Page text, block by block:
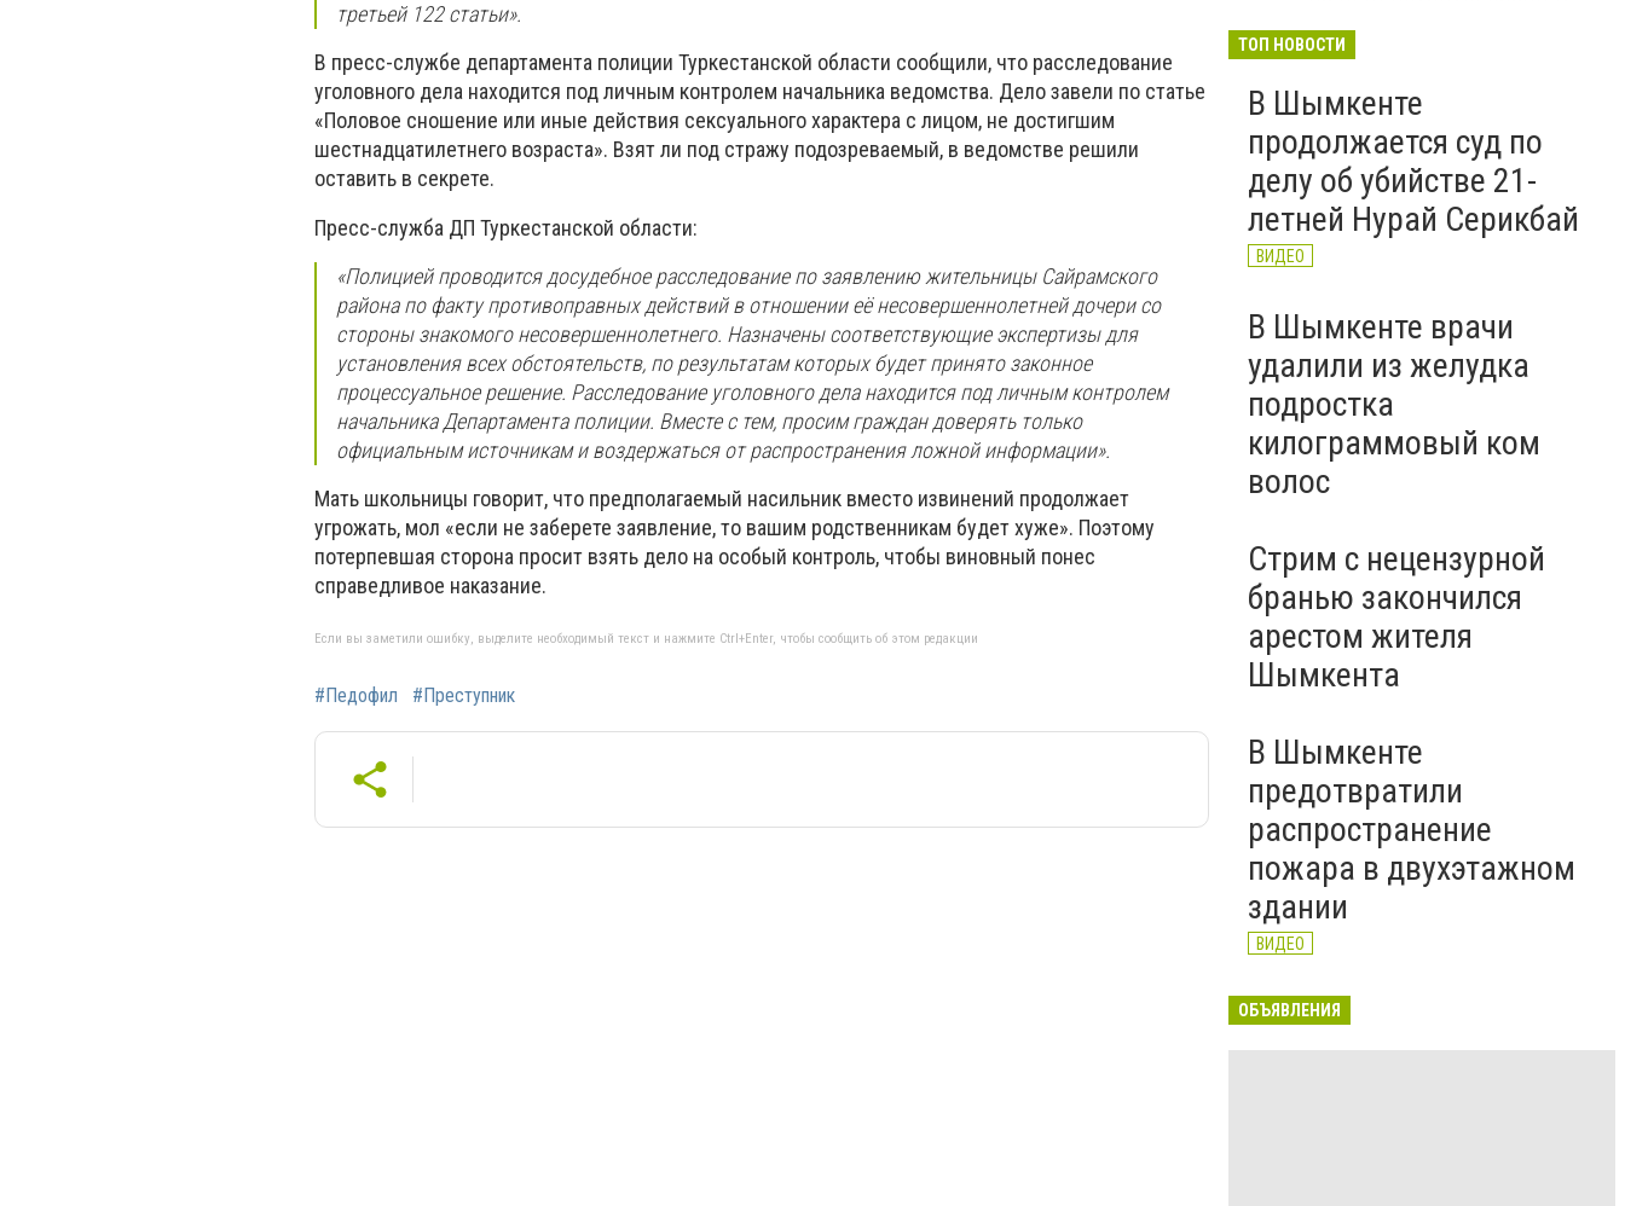
третьей 122 статьи».
В пресс-службе департамента полиции Туркестанской области сообщили, что расследование
уголовного дела находится под личным контролем начальника ведомства. Дело завели по статье
«Половое сношение или иные действия сексуального характера с лицом, не достигшим
шестнадцатилетнего возраста». Взят ли под стражу подозреваемый, в ведомстве решили
оставить в секрете.
Пресс-служба ДП Туркестанской области:
«Полицией проводится досудебное расследование по заявлению жительницы Сайрамского
района по факту противоправных действий в отношении её несовершеннолетней дочери со
стороны знакомого несовершеннолетнего. Назначены соответствующие экспертизы для
установления всех обстоятельств, по результатам которых будет принято законное
процессуальное решение. Расследование уголовного дела находится под личным контролем
начальника Департамента полиции. Вместе с тем, просим граждан доверять только
официальным источникам и воздержаться от распространения ложной информации».
Мать школьницы говорит, что предполагаемый насильник вместо извинений продолжает
угрожать, мол «если не заберете заявление, то вашим родственникам будет хуже». Поэтому
потерпевшая сторона просит взять дело на особый контроль, чтобы виновный понес
справедливое наказание.
Если вы заметили ошибку, выделите необходимый текст и нажмите Ctrl+Enter, чтобы сообщить об этом редакции
#Педофил #Преступник
соцсетях и на улице
казахстанцам грозят
ВИДЕО
ТОП НОВОСТИ
В Шымкенте
продолжается суд по
делу об убийстве 21-
летней Нурай Серикбай
ВИДЕО
В Шымкенте врачи
удалили из желудка
подростка
килограммовый ком
волос
Стрим с нецензурной
бранью закончился
арестом жителя
Шымкента
В Шымкенте
предотвратили
распространение
пожара в двухэтажном
здании
ВИДЕО
ОБЪЯВЛЕНИЯ